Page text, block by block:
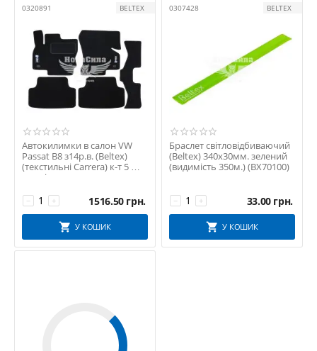
0320891 BELTEX
Автокилимки в салон VW
Passat B8 з14р.в. (Beltex)
(текстильні Carrera) к-т 5 шт.
чорні ...
+
− 1516.50 грн.
У КОШИК
0307428 BELTEX
Браслет світловідбиваючий
(Beltex) 340х30мм. зелений
(видимість 350м.) (BX70100)
+
− 33.00 грн.
У КОШИК